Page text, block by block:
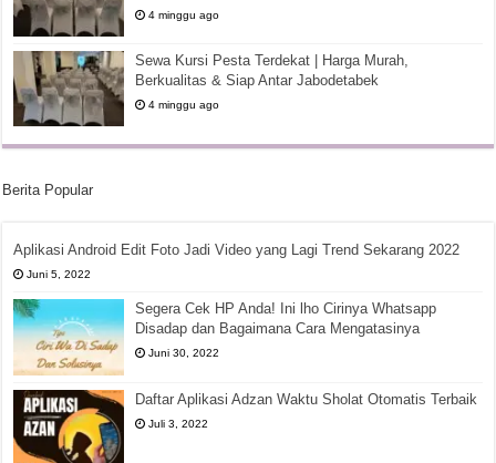
4 minggu ago
Sewa Kursi Pesta Terdekat | Harga Murah,
Berkualitas & Siap Antar Jabodetabek
4 minggu ago
Berita Popular
Aplikasi Android Edit Foto Jadi Video yang Lagi Trend Sekarang 2022
Juni 5, 2022
Segera Cek HP Anda! Ini lho Cirinya Whatsapp
Disadap dan Bagaimana Cara Mengatasinya
Juni 30, 2022
Daftar Aplikasi Adzan Waktu Sholat Otomatis Terbaik
Juli 3, 2022